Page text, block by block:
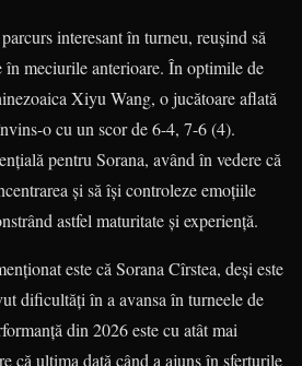
interesant în turneu, reușind să
în meciurile anterioare. În optimile de
Xiyu Wang, o jucătoare aflată
o cu un scor de 6-4, 7-6 (4).
pentru Sorana, având în vedere că
și să își controleze emoțiile
astfel maturitate și experiență.
este că Sorana Cîrstea, deși este
dificultăți în a avansa în turneele de
din 2026 este cu atât mai
că ultima dată când a ajuns în sferturile